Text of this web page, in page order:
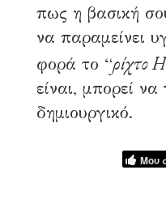
πως η βασική
να παραμείνει
φορά το “ρίχτο
είναι, μπορεί να
δημιουργικό.
Μου